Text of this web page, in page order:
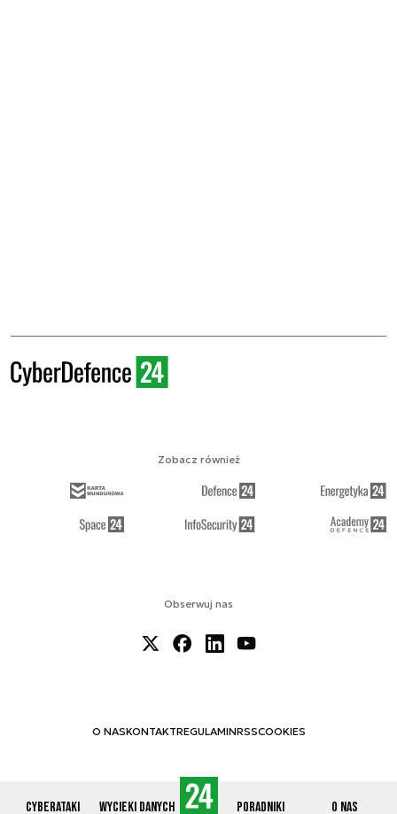
Cyberataki Wycieki danych Poradniki O nas
Obserwuj nas
O NASKONTAKTREGULAMINRSSCOOKIES
Zobacz również